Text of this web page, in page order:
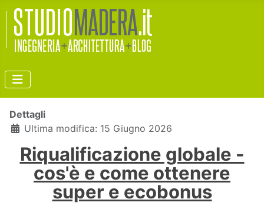
Dettagli
Ultima modifica: 15 Giugno 2026
Riqualificazione globale -
cos'è e come ottenere
super e ecobonus